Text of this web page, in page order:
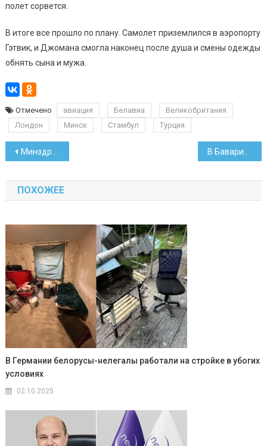
полет сорвется.
В итоге все прошло по плану. Самолет приземлился в аэропорту
Гэтвик, и Джомана смогла наконец после душа и смены одежды
обнять сына и мужа.
Отмечено авиация Белавиа
Великобритания
Лондон
Минск Стамбул Турция
Навигация
по
записям
Минздрав назвал число случаев коронавируса на 13 мая
ПОХОЖЕЕ
В Германии белорусы-нелегалы работали на стройке в убогих
условиях
02.10.2025